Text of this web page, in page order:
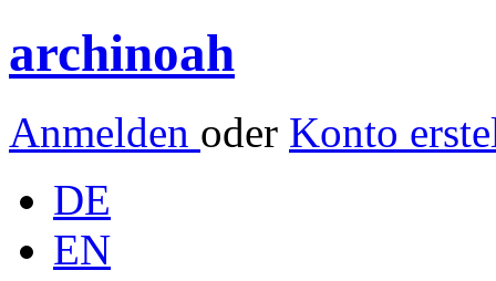
archinoah
Anmelden oder Konto
DE
EN